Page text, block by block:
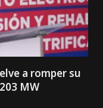
a romper su
MW